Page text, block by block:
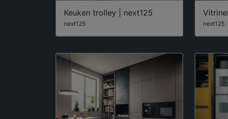
Keuken trolley | next125
next125 next125